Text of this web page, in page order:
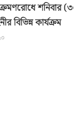
শনিবার
বিভিন্ন কার্যক্রম